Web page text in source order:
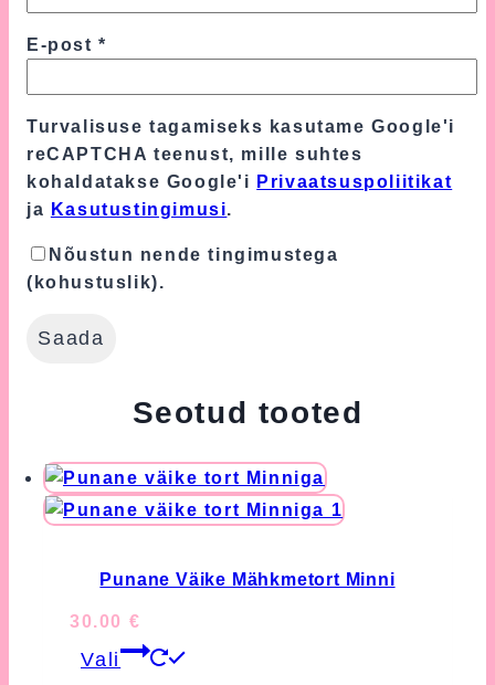
E-post*
Turvalisuse tagamiseks kasutame Google'i
reCAPTCHA teenust, mille suhtes
kohaldatakse Google'i Privaatsuspoliitikat
ja Kasutustingimusi.
Nõustun nende tingimustega
(kohustuslik).
Seotud tooted
Punane Väike Mähkmetort Minni
30.00 €
Vali